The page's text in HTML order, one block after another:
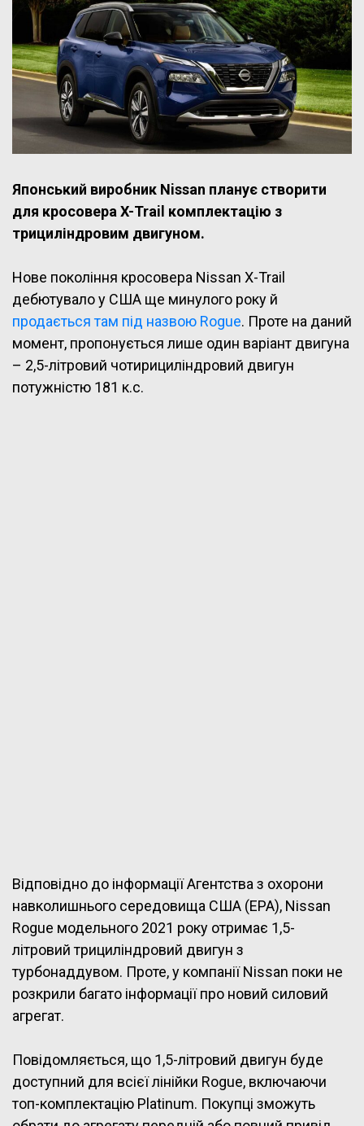
Японський виробник Nissan планує створити
для кросовера X-Trail комплектацію з
трициліндровим двигуном.
Нове покоління кросовера Nissan X-Trail
дебютувало у США ще минулого року й
продається там під назвою Rogue. Проте на даний
момент, пропонується лише один варіант двигуна
– 2,5-літровий чотирициліндровий двигун
потужністю 181 к.с.
Відповідно до інформації Агентства з охорони
навколишнього середовища США (EPA), Nissan
Rogue модельного 2021 року отримає 1,5-
літровий трициліндровий двигун з
турбонаддувом. Проте, у компанії Nissan поки не
розкрили багато інформації про новий силовий
агрегат.
Повідомляється, що 1,5-літровий двигун буде
доступний для всієї лінійки Rogue, включаючи
топ-комплектацію Platinum. Покупці зможуть